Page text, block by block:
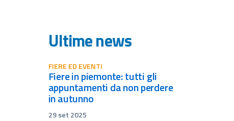
Ultime news
FIERE ED EVENTI
fiere in piemonte: tutti gli
appuntamenti da non perdere
in autunno
29 set 2025